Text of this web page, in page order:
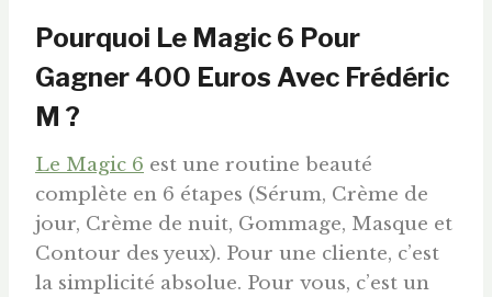
Pourquoi Le Magic 6 Pour
Gagner 400 Euros Avec Frédéric
M ?
Le Magic 6 est une routine beauté
complète en 6 étapes (Sérum, Crème de
jour, Crème de nuit, Gommage, Masque et
Contour des yeux). Pour une cliente, c’est
la simplicité absolue. Pour vous, c’est un